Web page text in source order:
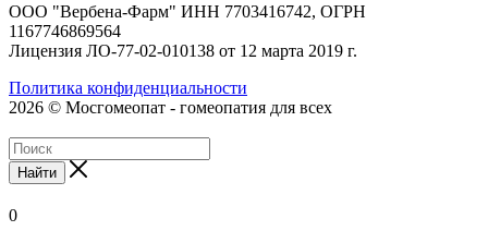
ООО "Вербена-Фарм" ИНН 7703416742, ОГРН
1167746869564
Лицензия ЛО-77-02-010138 от 12 марта 2019 г.
Политика конфиденциальности
2026 © Мосгомеопат - гомеопатия для всех
Найти
0